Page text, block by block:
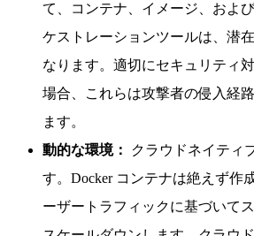
て、コンテナ、イメージ、およ
ケストレーションツールは、潜
なります。適切にセキュリティ
場合、これらは攻撃者の侵入経
ます。
動的な環境：
クラウドネイティ
す。Docker コンテナは絶えず作
ーザートラフィックに基づいて